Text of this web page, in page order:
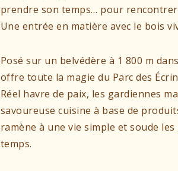
prendre son temps… pour
Une entrée en matière avec le bois
Posé sur un belvédère à 1 800 m
offre toute la magie du Parc des
Réel havre de paix, les gardiennes
savoureuse cuisine à base de
ramène à une vie simple et soude
temps.